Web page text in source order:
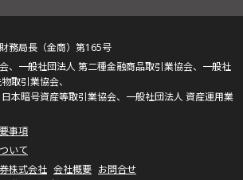
務局長（金商）第165号
、一般社団法人 第二種金融商品取引業協会、一般社
取引業協会、
本暗号資産等取引業協会、一般社団法人 資産運用業
事項
いて
株式会社 会社概要 お問合せ